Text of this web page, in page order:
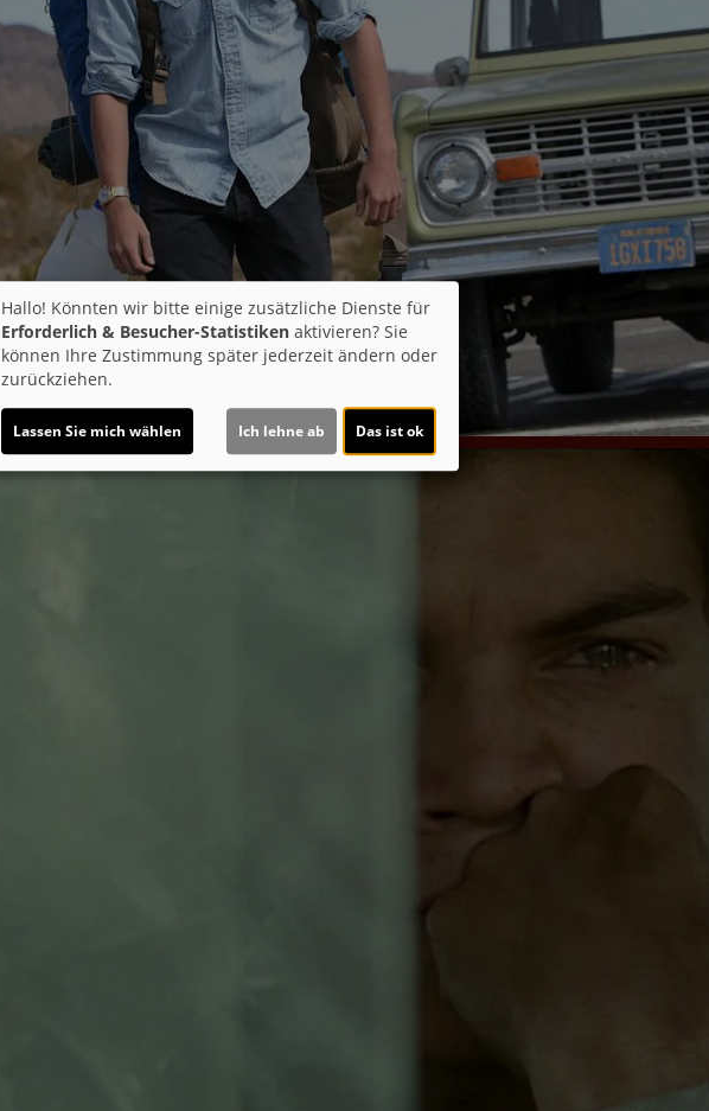
Hallo! Könnten wir bitte einige zusätzliche Dienste für
Erforderlich & Besucher-Statistiken aktivieren? Sie
können Ihre Zustimmung später jederzeit ändern oder
zurückziehen.
Lassen Sie mich wählen Ich lehne ab Das ist ok